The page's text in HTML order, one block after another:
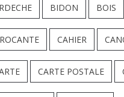
BIDON BOIS
CAHIER
CARTE POSTALE